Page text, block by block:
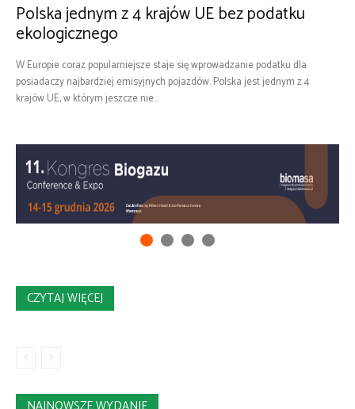
Polska jednym z 4 krajów UE bez podatku
ekologicznego
W Europie coraz popularniejsze staje się wprowadzanie podatku dla
posiadaczy najbardziej emisyjnych pojazdów. Polska jest jednym z 4
krajów UE, w którym jeszcze nie...
CZYTAJ WIĘCEJ